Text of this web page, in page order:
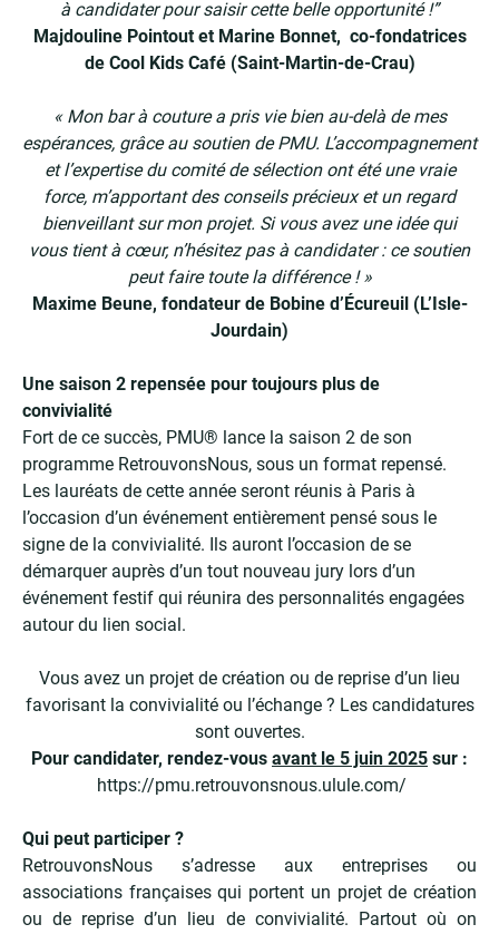
à candidater pour saisir cette belle opportunité !”
Majdouline Pointout et Marine Bonnet, co-fondatrices
de Cool Kids Café (Saint-Martin-de-Crau)
« Mon bar à couture a pris vie bien au-delà de mes
espérances, grâce au soutien de PMU. L’accompagnement
et l’expertise du comité de sélection ont été une vraie
force, m’apportant des conseils précieux et un regard
bienveillant sur mon projet. Si vous avez une idée qui
vous tient à cœur, n’hésitez pas à candidater : ce soutien
peut faire toute la différence ! »
Maxime Beune, fondateur de Bobine d’Écureuil (L’Isle-
Jourdain)
Une saison 2 repensée pour toujours plus de
convivialité
Fort de ce succès, PMU® lance la saison 2 de son
programme RetrouvonsNous, sous un format repensé.
Les lauréats de cette année seront réunis à Paris à
l’occasion d’un événement entièrement pensé sous le
signe de la convivialité. Ils auront l’occasion de se
démarquer auprès d’un tout nouveau jury lors d’un
événement festif qui réunira des personnalités engagées
autour du lien social.
Vous avez un projet de création ou de reprise d’un lieu
favorisant la convivialité ou l’échange ? Les candidatures
sont ouvertes.
Pour candidater, rendez-vous avant le 5 juin 2025 sur :
https://pmu.retrouvonsnous.ulule.com/
Qui peut participer ?
RetrouvonsNous s’adresse aux entreprises ou
associations françaises qui portent un projet de création
ou de reprise d’un lieu de convivialité. Partout où on